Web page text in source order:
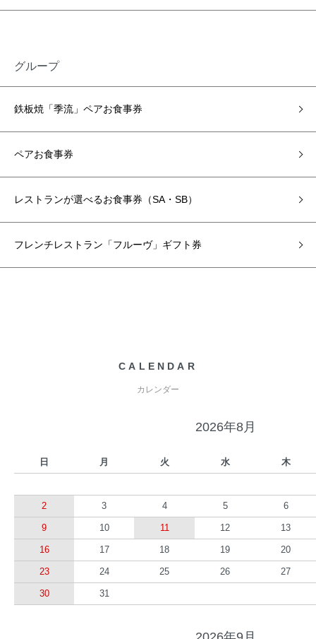
グループ
鉄板焼「季流」ペアお食事券
ペアお食事券
レストランが選べるお食事券（SA・SB）
フレンチレストラン「フルーヴ」ギフト券
CALENDAR
カレンダー
2026年8月
日 月 火 水 木
2 3 4 5 6
9 10 11 12 13
16 17 18 19 20
23 24 25 26 27
30 31